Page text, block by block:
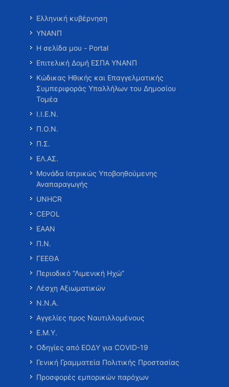
Ελληνική κυβέρνηση
ΥΝΑΝΠ
Η σελίδα μου - Portal
Επιτελική Δομή ΕΣΠΑ ΥΝΑΝΠ
Κώδικας Ηθικής και Επαγγελματικής
Συμπεριφοράς Υπαλλήλων του Δημοσίου
Τομέα
Ι.Ι.Ε.Ν.
Π.Ο.Ν.
Π.Σ.
ΕΛ.ΑΣ.
Μονάδα Ιατρικώς Υποβοηθούμενης
Αναπαραγωγής
UNHCR
CEPOL
ΕΑΑΝ
Π.Ν.
ΓΕΕΘΑ
Περιοδικό “Λιμενική Ηχώ”
Λέσχη Αξιωματικών
Ν.Ν.Α.
Αγγελίες προς Ναυτιλλομένους
Ε.Μ.Υ.
Οδηγίες από ΕΟΔΥ για COVID-19
Γενική Γραμματεία Πολιτικής Προστασίας
Προσφορές εμπορικών παρόχων